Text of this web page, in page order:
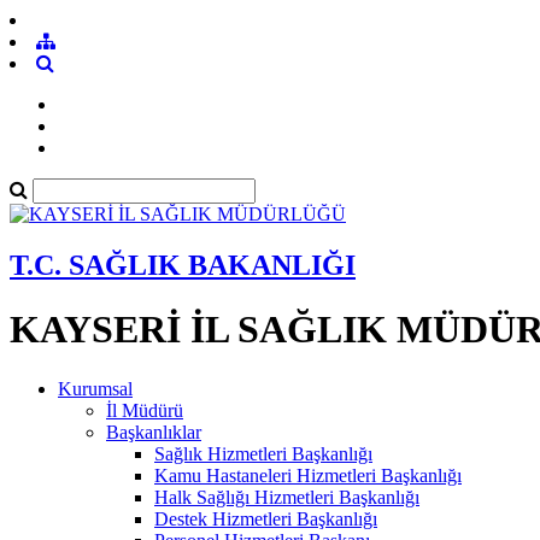
T.C. SAĞLIK BAKANLIĞI
KAYSERİ İL SAĞLIK
Kurumsal
İl Müdürü
Başkanlıklar
Sağlık Hizmetleri Başkanlığı
Kamu Hastaneleri Hizmetleri Başkanlığı
Halk Sağlığı Hizmetleri Başkanlığı
Destek Hizmetleri Başkanlığı